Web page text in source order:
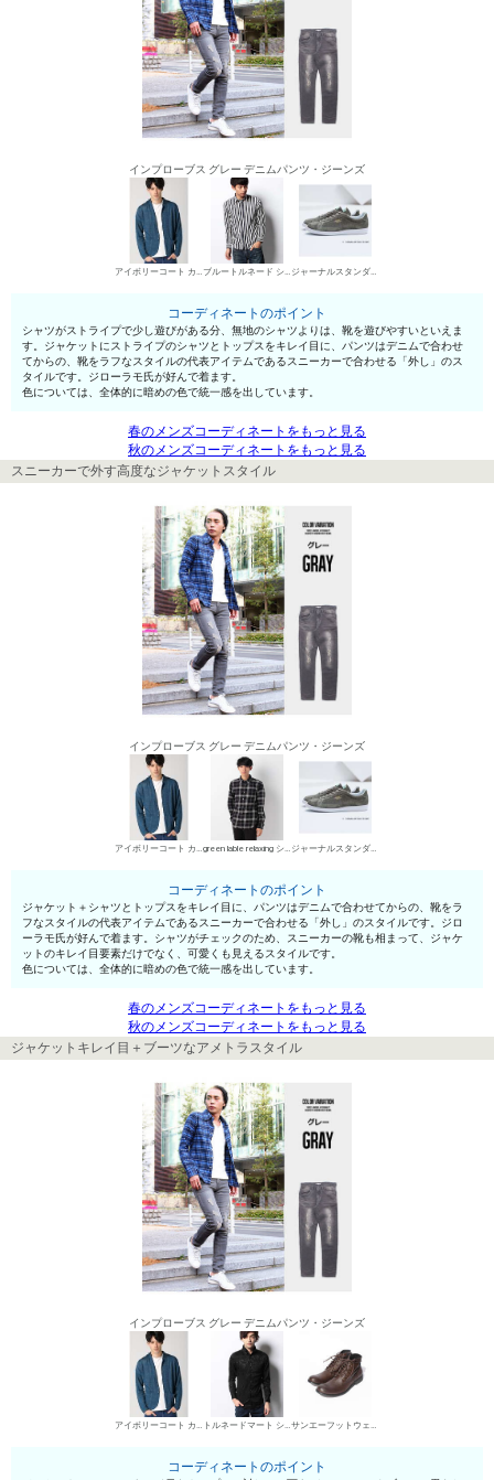
インプローブス グレー デニムパンツ・ジーンズ
アイボリーコート カジュアルジャケット ブルートルネード シャツ ジャーナルスタンダード ローカットスニーカー
コーディネートのポイント
シャツがストライプで少し遊びがある分、無地のシャツよりは、靴を遊びやすいといえま
す。ジャケットにストライプのシャツとトップスをキレイ目に、パンツはデニムで合わせ
てからの、靴をラフなスタイルの代表アイテムであるスニーカーで合わせる「外し」のス
タイルです。ジローラモ氏が好んで着ます。
色については、全体的に暗めの色で統一感を出しています。
春のメンズコーディネートをもっと見る
秋のメンズコーディネートをもっと見る
スニーカーで外す高度なジャケットスタイル
インプローブス グレー デニムパンツ・ジーンズ
アイボリーコート カジュアルジャケット green lable relaxing シャツ ジャーナルスタンダード ローカットスニーカー
コーディネートのポイント
ジャケット＋シャツとトップスをキレイ目に、パンツはデニムで合わせてからの、靴をラ
フなスタイルの代表アイテムであるスニーカーで合わせる「外し」のスタイルです。ジロ
ーラモ氏が好んで着ます。シャツがチェックのため、スニーカーの靴も相まって、ジャケ
ットのキレイ目要素だけでなく、可愛くも見えるスタイルです。
色については、全体的に暗めの色で統一感を出しています。
春のメンズコーディネートをもっと見る
秋のメンズコーディネートをもっと見る
ジャケットキレイ目＋ブーツなアメトラスタイル
インプローブス グレー デニムパンツ・ジーンズ
アイボリーコート カジュアルジャケット トルネードマート シャツ サンエーフットウェア ワークブーツ
コーディネートのポイント